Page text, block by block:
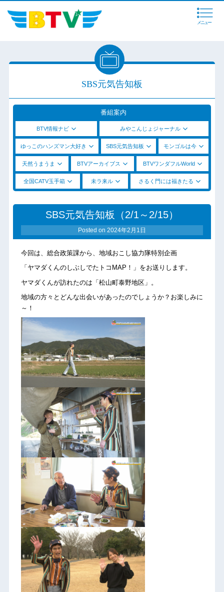
メニュー
SBS元気告知板
番組案内
BTV情報ナビ みやこんじょジャーナル
ゆっこのハンズマン大好き SBS元気告知板 モンゴルは今
天然うまうま BTVアーカイブス BTVワンダフルWorld
全国CATV玉手箱 未ラ来ル さるく門には福きたる
SBS元気告知板（2/1～2/15）
Posted on 2024年2月1日
今回は、総合政策課から、地域おこし協力隊特別企画
「ヤマダくんのしぶしでたトコMAP！」をお送りします。
ヤマダくんが訪れたのは「松山町泰野地区」。
地域の方々とどんな出会いがあったのでしょうか？お楽しみに
～！